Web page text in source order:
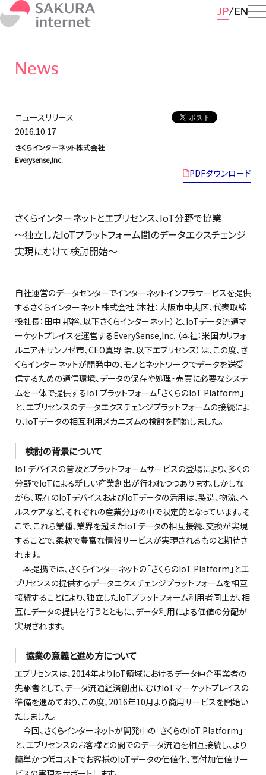
JP EN
News
ニュースリリース
2016.10.17
さくらインターネット株式会社
Everysense,Inc.
PDFダウンロード
さくらインターネットとエブリセンス、IoT分野で協業
〜独立したIoTプラットフォーム間のデータエクスチェンジ
実現にむけて検討開始〜
自社運営のデータセンターでインターネットインフラサービスを提供
するさくらインターネット株式会社（本社：大阪市中央区、代表取締
役社長：田中 邦裕、以下さくらインターネット）と、IoTデータ流通マ
ーケットプレイスを運営するEverySense,Inc. （本社：米国カリフォ
ルニア州サンノゼ市、CEO真野 浩、以下エブリセンス）は、この度、さ
くらインターネットが開発中の、モノとネットワークでデータを送受
信するための通信環境、データの保存や処理・売買に必要なシステ
ムを一体で提供するIoTプラットフォーム「さくらのIoT Platform」
と、エブリセンスのデータエクスチェンジプラットフォームの接続によ
り、IoTデータの相互利用メカニズムの検討を開始しました。
検討の背景について
IoTデバイスの普及とプラットフォームサービスの登場により、多くの
分野でIoTによる新しい産業創出が行われつつあります。しかしな
がら、現在のIoTデバイスおよびIoTデータの活用は、製造、物流、ヘ
ルスケアなど、それぞれの産業分野の中で限定的となっています。そ
こで、これら業種、業界を超えたIoTデータの相互接続、交換が実現
することで、柔軟で豊富な情報サービスが実現されるものと期待さ
れます。
本提携では、さくらインターネットの「さくらのIoT Platform」とエ
ブリセンスの提供するデータエクスチェンジプラットフォームを相互
接続することにより、独立したIoTプラットフォーム利用者同士が、相
互にデータの提供を行うとともに、データ利用による価値の分配が
実現されます。
協業の意義と進め方について
エブリセンスは、2014年よりIoT領域におけるデータ仲介事業者の
先駆者として、データ流通経済創出にむけIoTマーケットプレイスの
準備を進めており、この度、2016年10月より商用サービスを開始い
たしました。
今回、さくらインターネットが開発中の「さくらのIoT Platform」
と、エブリセンスのお客様との間でのデータ流通を相互接続し、より
簡単かつ低コストでお客様のIoTデータの価値化、高付加価値サー